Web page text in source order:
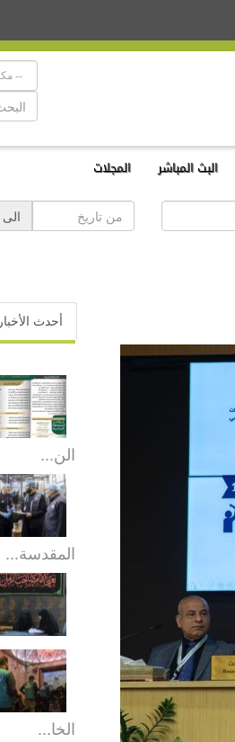
البث المباشر المجلات
الى
أحدث الأخبار
الن...
المقدسة...
الخا...